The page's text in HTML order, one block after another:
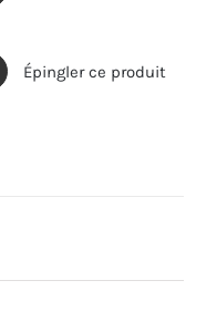
Épingler ce produit